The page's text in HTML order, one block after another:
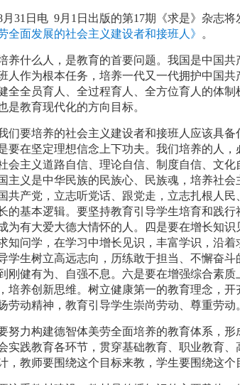
月31日电 9月1日出版的第17期《求是》杂志
全面发展的社会主义建设者和接班人》
。
养什么人，是教育的首要问题。我国是中国
人作为根本任务，培养一代又一代拥护中国
全全员育人、全过程育人、全方位育人的体
是教育现代化的方向目标。
们要培养的社会主义建设者和接班人应该具
要在坚定理想信念上下功夫。我们培养的人
会主义道路自信、理论自信、制度自信、文
主义是中华民族的民族心、民族魂，培养社
共产党，立志听党话、跟党走，立志扎根人
的基本逻辑。要坚持教育引导学生培育和践
为有大爱大德大情怀的人。四是要在增长知
知问学，在学习中增长见识，丰富学识，沿
学生树立高远志向，历练敢于担当、不懈奋
刚健有为、自强不息。六是要在增强综合素
培养创新思维。树立健康第一的教育理念，
劳动精神，教育引导学生崇尚劳动、尊重劳动
努力构建德智体美劳全面培养的教育体系，
实践教育各环节，贯穿基础教育、职业教育
，教师要围绕这个目标来教，学生要围绕这